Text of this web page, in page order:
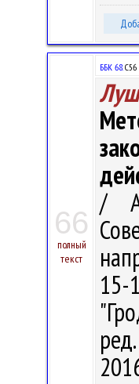
66
полный
текст
ББК 68.С56
/
15-